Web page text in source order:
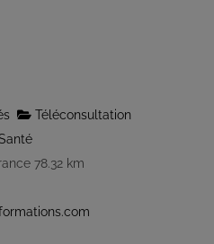
Téléconsultation
78.32 km